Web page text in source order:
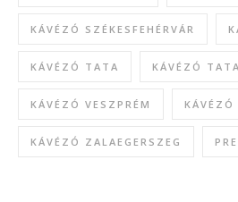
KÁVÉZÓ SZÉKESFEHÉRVÁR
KÁVÉZÓ TATA KÁVÉZÓ
KÁVÉZÓ VESZPRÉM KÁVÉZÓ
KÁVÉZÓ ZALAEGERSZEG